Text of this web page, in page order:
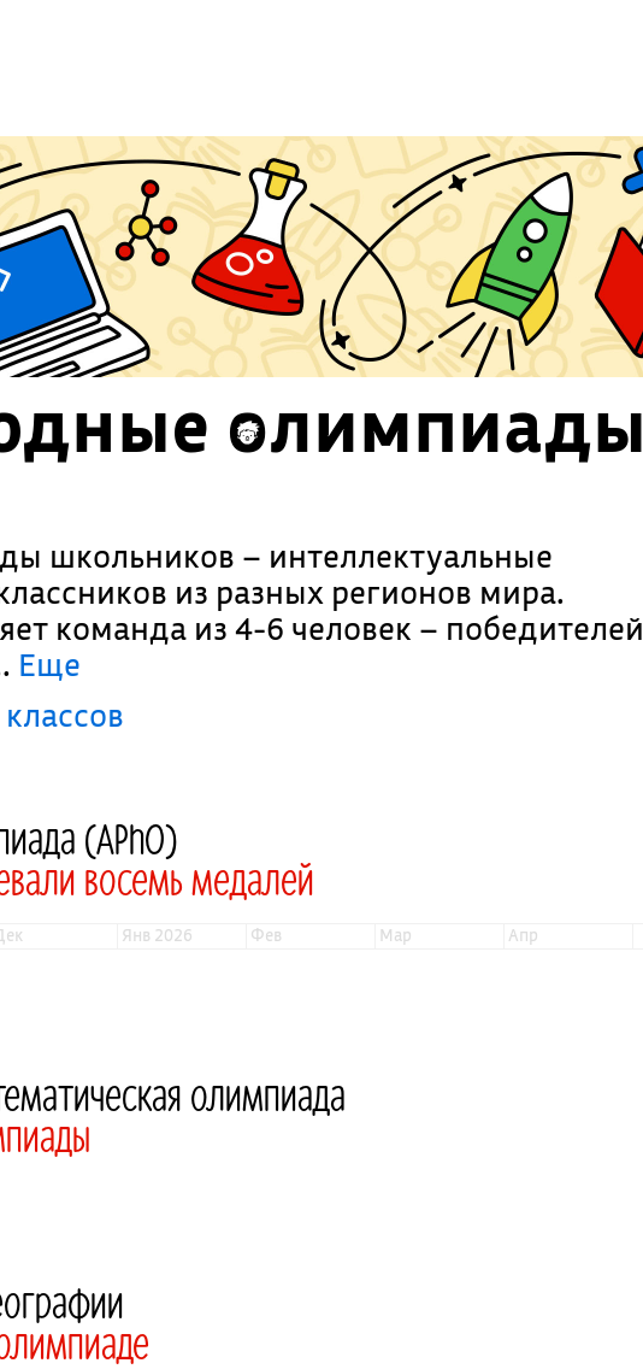
олимпиады
школьников – интеллектуальные
из разных регионов мира.
команда из 4-6 человек – победителей
Еще
(APhO)
восемь медалей
дек янв 2026 фев мар апр
олимпиада